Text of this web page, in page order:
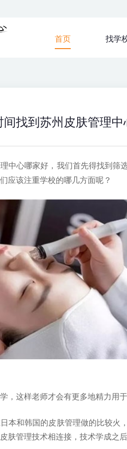
首页 找学
找到苏州皮肤管理
中心哪家好，我们首先得找到筛
应该注重学校的哪几方面呢？
，这样老师才会有更多地精力用
本和韩国的皮肤管理做的比较火
肤管理技术相连接，技术学成之